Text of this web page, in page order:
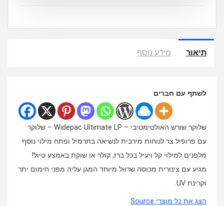
תיאור מידע נוסף
לשתף עם חברים
שלוקר שורש האולטימטיבי – Widepac Ultimate LP – שלוקר
עם פרופיל צר לנוחות מירבית לנשיאה בתרמיל ופתח מילוי נוסף
מלפנים למילוי קל ויעיל בכל ברז, קולר או שוקת באמצע טיול!
מגיע עם צינורית מכוסה שרוול מיוחד המגן עליה מפני חימום יתר
וקרינת UV.
הצג את כל מוצרי Source